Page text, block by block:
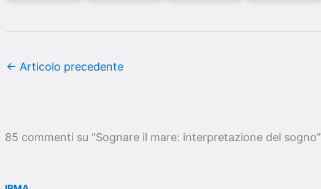
← Articolo precedente
85 commenti su “Sognare il mare: interpretazione del sogno”